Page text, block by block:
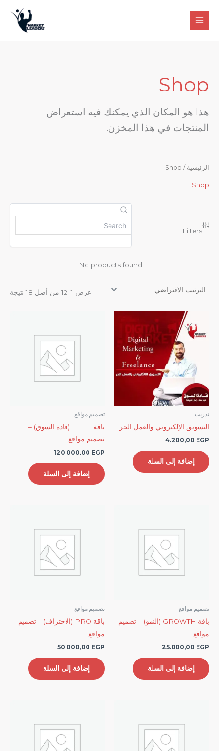
المحتوى
Shop
هذا هو المكان الذي يمكنك فيه استعراض
المنتجات في هذا المخزن.
الرئيسية / Shop
Shop
Filters
No products found.
عرض 1–12 من أصل 18 نتيجة
تدريب
التسويق الإلكتروني والعمل الحر
4.200,00 EGP
إضافة إلى السلة
تصميم مواقع
باقة ELITE (قادة السوق) –
تصميم مواقع
120.000,00 EGP
إضافة إلى السلة
تصميم مواقع
باقة GROWTH (النمو) – تصميم
مواقع
25.000,00 EGP
إضافة إلى السلة
تصميم مواقع
باقة PRO (الاحتراف) – تصميم
مواقع
50.000,00 EGP
إضافة إلى السلة